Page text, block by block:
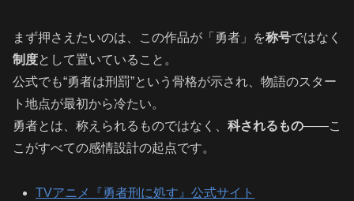
まず押さえたいのは、この作品が「勇者」を称号ではなく
制度として置いていること。
公式でも“勇者は刑罰”という骨格が示され、物語のスター
ト地点が最初から冷たい。
勇者とは、称えられるものではなく、 科されるもの――こ
こがすべての感情設計の起点です。
TVアニメ『勇者刑に処す』公式サイト